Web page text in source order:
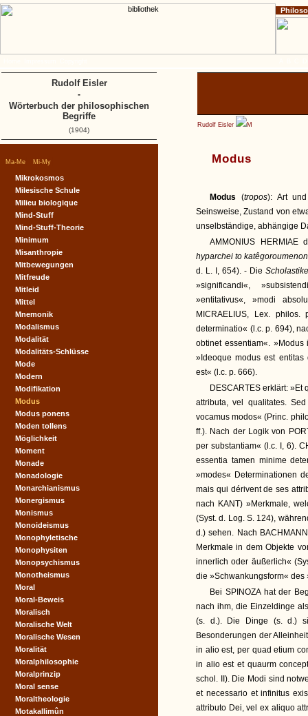
Rudolf Eisler M
Modus
Modus (tropos): Art
Seinsweise, Zustand von
unselbständige, abhängige
AMMONIUS HERMIAE
hyparchei to
d. L. I, 654). - Die
»significandi«,
»entitativus«, »modi
MICRAELIUS, Lex.
determinatio« (l.c. p. 694),
obtinet essentiam«.
»Ideoque modus est entitas
est« (l.c. p. 666).
DESCARTES erklärt:
attributa, vel qualitates.
vocamus modos« (Princ.
ff.). Nach der Logik von
per substantiam« (l.c. I, 6).
essentia tamen minime
»modes« Determinationen
mais qui dérivent de ses
nach KANT) »Merkmale,
(Syst. d. Log. S. 124),
d.) sehen. Nach
Merkmale in dem Objekte
innerlich oder äußerlich«
die »Schwankungsform« des
Bei SPINOZA hat der
nach ihm, die Einzeldinge
(s. d.). Die Dinge (s. d.)
Besonderungen der
in alio est, per quad etium
in alio est et quaurm
schol. II). Die Modi sind
et necessario et infinitus
attributo Dei, vel ex aliquo
Ma-Me Mi-My
Mikrokosmos
Milesische Schule
Milieu biologique
Mind-Stuff
Mind-Stuff-Theorie
Minimum
Misanthropie
Mitbewegungen
Mitfreude
Mitleid
Mittel
Mnemonik
Modalismus
Modalität
Modalitäts-Schlüsse
Mode
Modern
Modifikation
Modus
Modus ponens
Moden tollens
Möglichkeit
Moment
Monade
Monadologie
Monarchianismus
Monergismus
Monismus
Monoideismus
Monophyletische
Monophysiten
Monopsychismus
Monotheismus
Moral
Moral-Beweis
Moralisch
Moralische Welt
Moralische Wesen
Moralität
Moralphilosophie
Moralprinzip
Moral sense
Moraltheologie
Motakallimûn
Rudolf Eisler
-
Wörterbuch der philosophischen
Begriffe
(1904)